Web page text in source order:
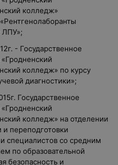
колледж»
ЛПУ»;
- Государственное
колледж» по курсу
диагностики»;
Государственное
колледж» на отделении
переподготовки
специалистов со средним
по образовательной
безопасность и